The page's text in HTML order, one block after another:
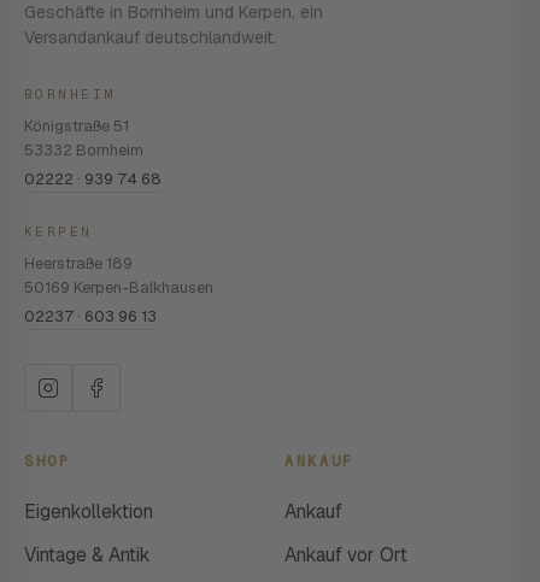
Geschäfte in Bornheim und Kerpen, ein
Versandankauf deutschlandweit.
BORNHEIM
Königstraße 51
53332 Bornheim
02222 · 939 74 68
KERPEN
Heerstraße 189
50169 Kerpen-Balkhausen
02237 · 603 96 13
SHOP
Eigenkollektion
Vintage & Antik
ANKAUF
Ankauf
Ankauf vor Ort